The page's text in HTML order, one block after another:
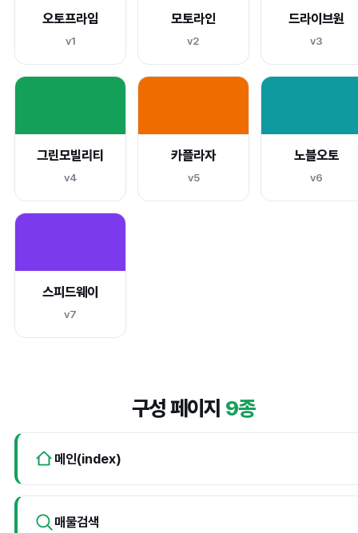
오토프라임
v1
모토라인
v2
드라이브원
v3
그린모빌리티
v4
카플라자
v5
노블오토
v6
스피드웨이
v7
구성 페이지 9종
메인(index)
매물검색